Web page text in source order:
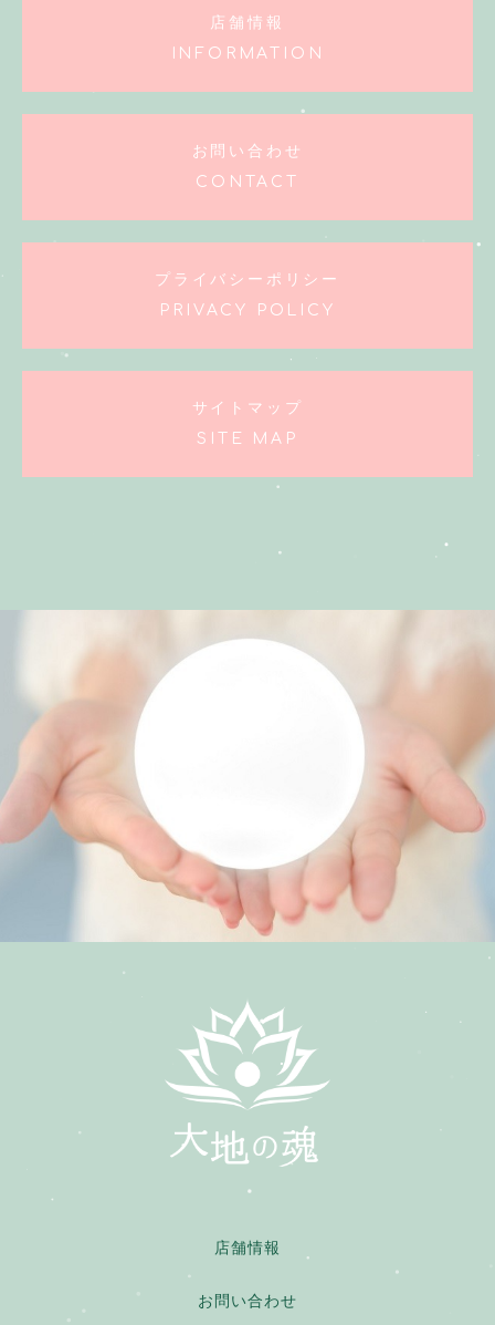
店舗情報
INFORMATION
お問い合わせ
CONTACT
プライバシーポリシー
PRIVACY POLICY
サイトマップ
SITE MAP
店舗情報
お問い合わせ